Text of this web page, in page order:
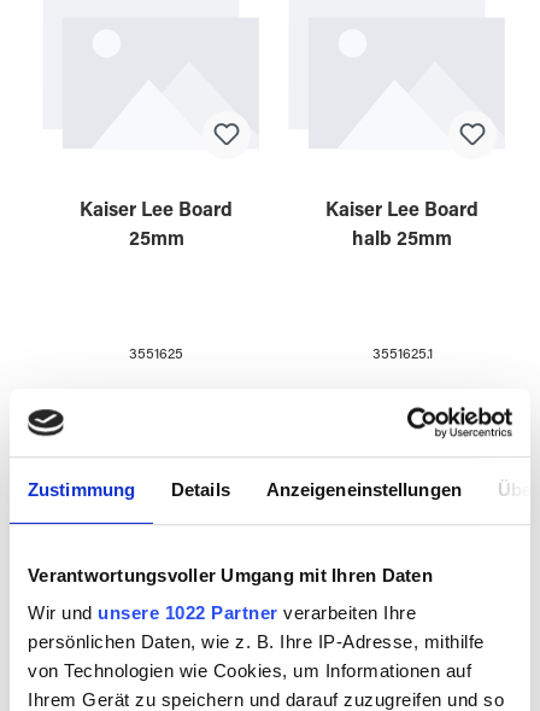
Zustimmung Details Anzeigeneinstellungen
Verantwortungsvoller Umgang mit Ihren Daten
Wir und unsere 1022 Partner verarbeiten Ihre
persönlichen Daten, wie z. B. Ihre IP-Adresse, mithilfe
von Technologien wie Cookies, um Informationen auf
Ihrem Gerät zu speichern und darauf zuzugreifen und so
Kaiser Lee Board
25mm
3551625
Kaiser Lee Board
halb 25mm
3551625.1
Kaiser Lee Board
viertel 25mm
Vermiculite Platten
25 mm